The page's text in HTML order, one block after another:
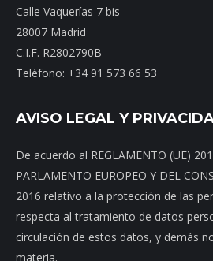
Calle Vaquerías 7 bis
28007 Madrid
C.I.F. R2802790B
Teléfono: +34 91 573 66 53
AVISO LEGAL Y
De acuerdo al REGLAMENTO (UE)
PARLAMENTO EUROPEO Y DEL
2016 relativo a la protección de las
respecta al tratamiento de datos
circulación de estos datos, y demás
materia.